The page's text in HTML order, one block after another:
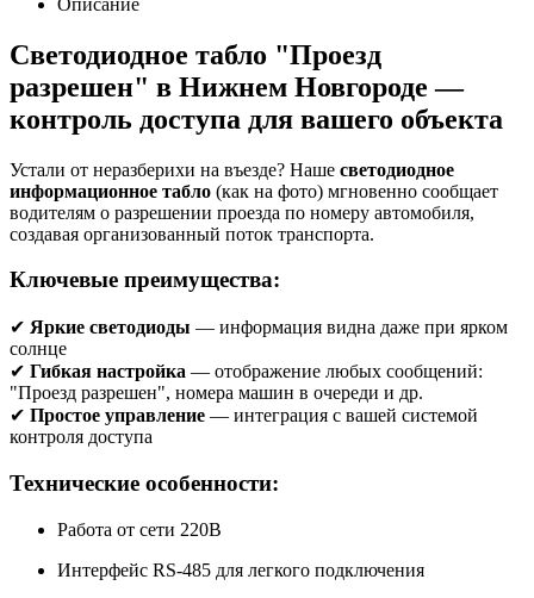
Светодиодное табло "Проезд
разрешен" в Нижнем Новгороде —
контроль доступа для вашего объекта
Устали от неразберихи на въезде? Наше светодиодное
информационное табло (как на фото) мгновенно сообщает
водителям о разрешении проезда по номеру автомобиля,
создавая организованный поток транспорта.
Ключевые преимущества:
✔ Яркие светодиоды — информация видна даже при ярком
солнце
✔ Гибкая настройка — отображение любых сообщений:
"Проезд разрешен", номера машин в очереди и др.
✔ Простое управление — интеграция с вашей системой
контроля доступа
Технические особенности:
Работа от сети 220В
Интерфейс RS-485 для легкого подключения